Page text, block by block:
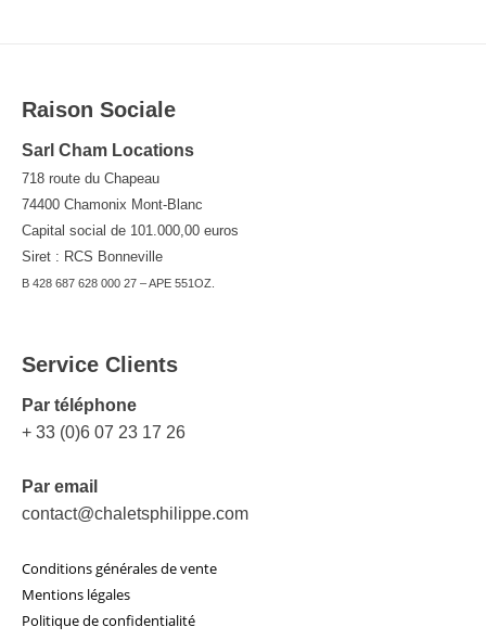
Raison Sociale
Sarl Cham Locations
718 route du Chapeau
74400 Chamonix Mont-Blanc
Capital social de 101.000,00 euros
Siret : RCS Bonneville
B 428 687 628 000 27 – APE 551OZ.
Service Clients
Par téléphone
+ 33 (0)6 07 23 17 26
Par email
contact@chaletsphilippe.com
Conditions générales de vente
Mentions légales
Politique de confidentialité